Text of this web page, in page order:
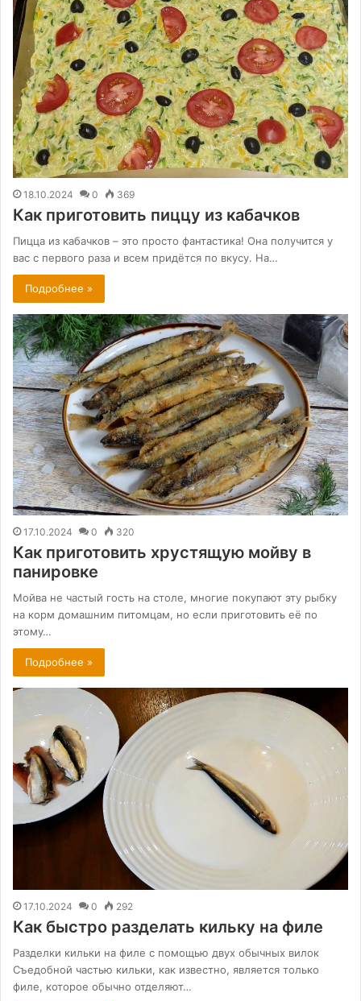
18.10.2024 0 369
Как приготовить пиццу из кабачков
Пицца из кабачков – это просто фантастика! Она получится у
вас с первого раза и всем придётся по вкусу. На…
Подробнее »
17.10.2024 0 320
Как приготовить хрустящую мойву в
панировке
Мойва не частый гость на столе, многие покупают эту рыбку
на корм домашним питомцам, но если приготовить её по
этому…
Подробнее »
17.10.2024 0 292
Как быстро разделать кильку на филе
Разделки кильки на филе с помощью двух обычных вилок
Съедобной частью кильки, как известно, является только
филе, которое обычно отделяют…